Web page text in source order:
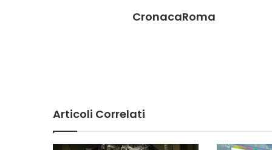
CronacaRoma
Articoli Correlati